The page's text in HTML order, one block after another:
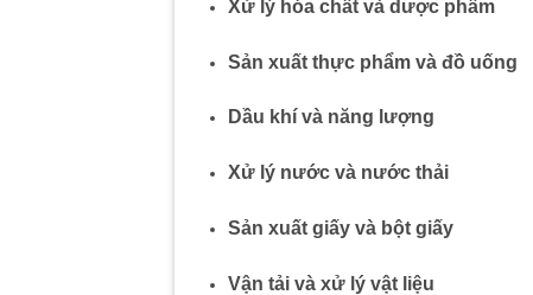
Xử lý hóa chất và dược phẩm
Sản xuất thực phẩm và đồ uống
Dầu khí và năng lượng
Xử lý nước và nước thải
Sản xuất giấy và bột giấy
Vận tải và xử lý vật liệu